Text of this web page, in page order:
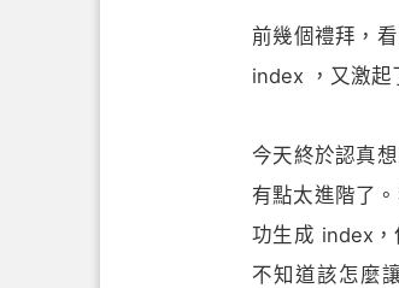
前幾個禮拜，看
index ，又激起
今天終於認真
有點太進階了
功生成 index，
不知道該怎麼